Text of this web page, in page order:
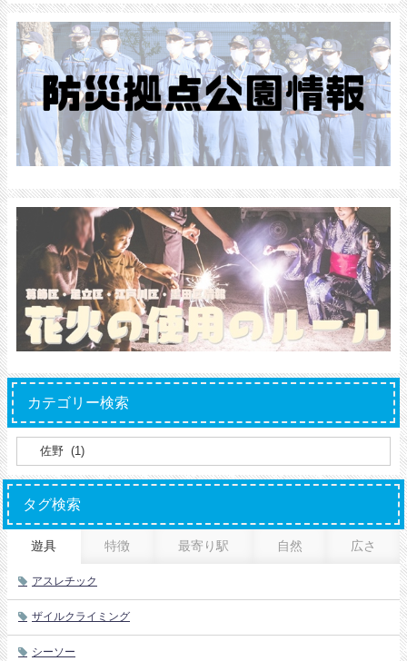
カテゴリー検索
タグ検索
遊具 特徴 最寄り駅 自然 広さ
アスレチック
ザイルクライミング
シーソー